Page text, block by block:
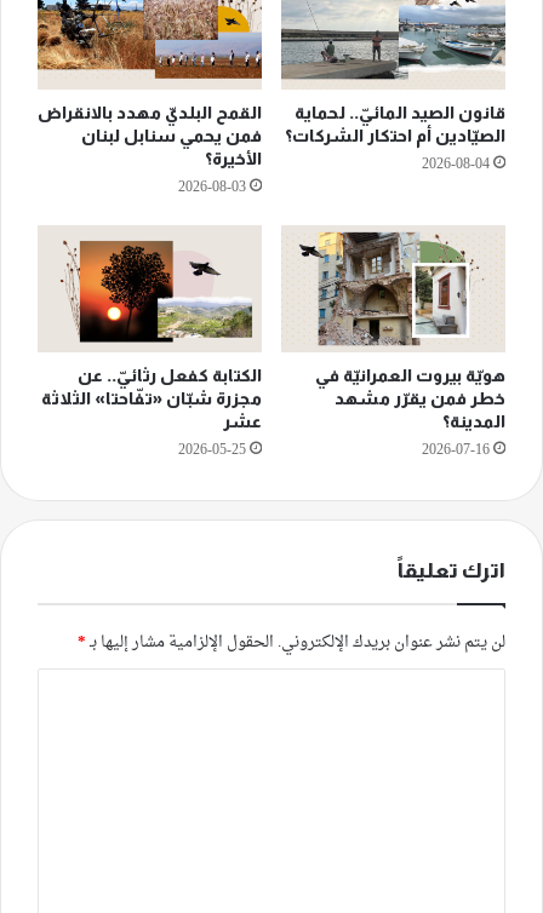
قانون الصيد المائيّ.. لحماية
الصيّادين أم احتكار الشركات؟
2026-08-04
القمح البلديّ مهدد بالانقراض
فمن يحمي سنابل لبنان
الأخيرة؟
2026-08-03
هويّة بيروت العمرانيّة في
خطر فمن يقرّر مشهد
المدينة؟
2026-07-16
الكتابة كفعل رثائيّ.. عن
مجزرة شبّان «تفّاحتا» الثلاثة
عشر
2026-05-25
اترك تعليقاً
لن يتم نشر عنوان بريدك الإلكتروني. الحقول الإلزامية مشار إليها بـ*